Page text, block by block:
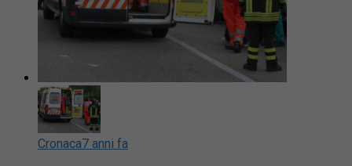
Cronaca7 anni fa